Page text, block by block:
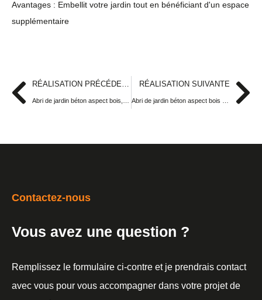
Avantages : Embellit votre jardin tout en bénéficiant d'un espace
supplémentaire
RÉALISATION PRÉCÉDENTE RÉALISATION SUIVANTE
Contactez-nous
Vous avez une question ?
Remplissez le formulaire ci-contre et je prendrais contact
avec vous pour vous accompagner dans votre projet de